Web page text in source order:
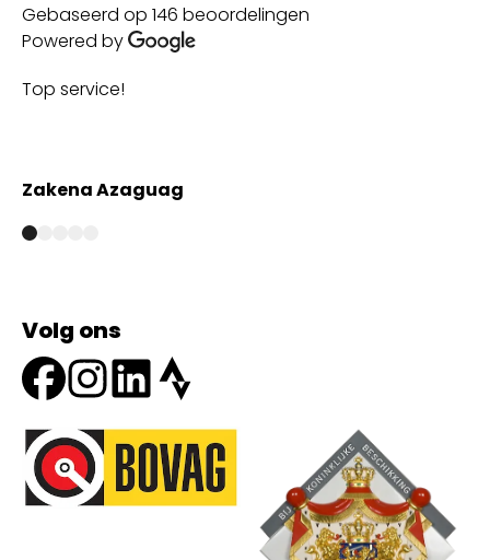
Gebaseerd op 146 beoordelingen
Powered by
Top service!
Zakena Azaguag
Volg ons
Onze partners